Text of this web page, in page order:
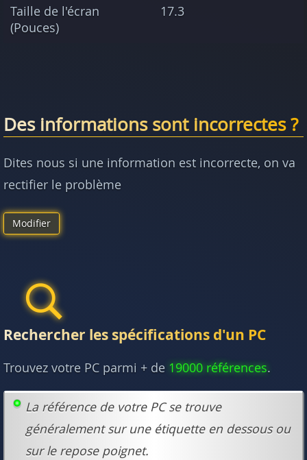
Taille de l'écran
(Pouces)
17.3
Des informations sont incorrectes ?
Dites nous si une information est incorrecte, on va
rectifier le problème
Modifier
Rechercher les spécifications d'un PC
Trouvez votre PC parmi + de 19000 références.
La référence de votre PC se trouve
généralement sur une étiquette en dessous ou
sur le repose poignet.